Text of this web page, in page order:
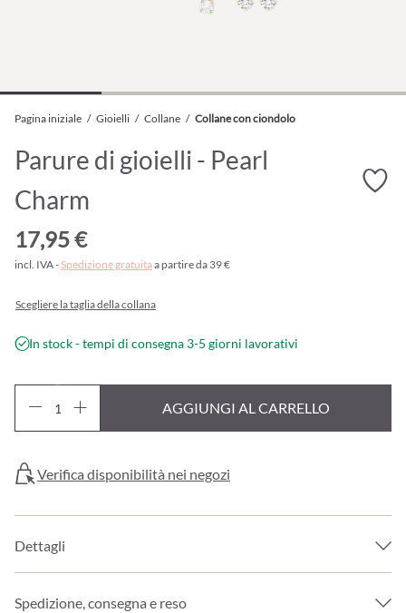
Pagina iniziale / Gioielli / Collane / Collane con ciondolo
Parure di gioielli - Pearl
Charm
17,95 €
incl. IVA - Spedizione gratuitaa partire da 39 €
Scegliere la taglia della collana
In stock - tempi di consegna 3-5 giorni lavorativi
AGGIUNGI AL CARRELLO
Verifica disponibilità nei negozi
Dettagli
Spedizione, consegna e reso